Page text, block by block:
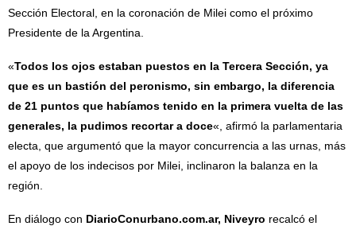
Sección Electoral, en la coronación de Milei como el próximo
Presidente de la Argentina.
«Todos los ojos estaban puestos en la Tercera Sección, ya
que es un bastión del peronismo, sin embargo, la diferencia
de 21 puntos que habíamos tenido en la primera vuelta de las
generales, la pudimos recortar a doce«, afirmó la parlamentaria
electa, que argumentó que la mayor concurrencia a las urnas, más
el apoyo de los indecisos por Milei, inclinaron la balanza en la
región.
En diálogo con DiarioConurbano.com.ar, Niveyro recalcó el